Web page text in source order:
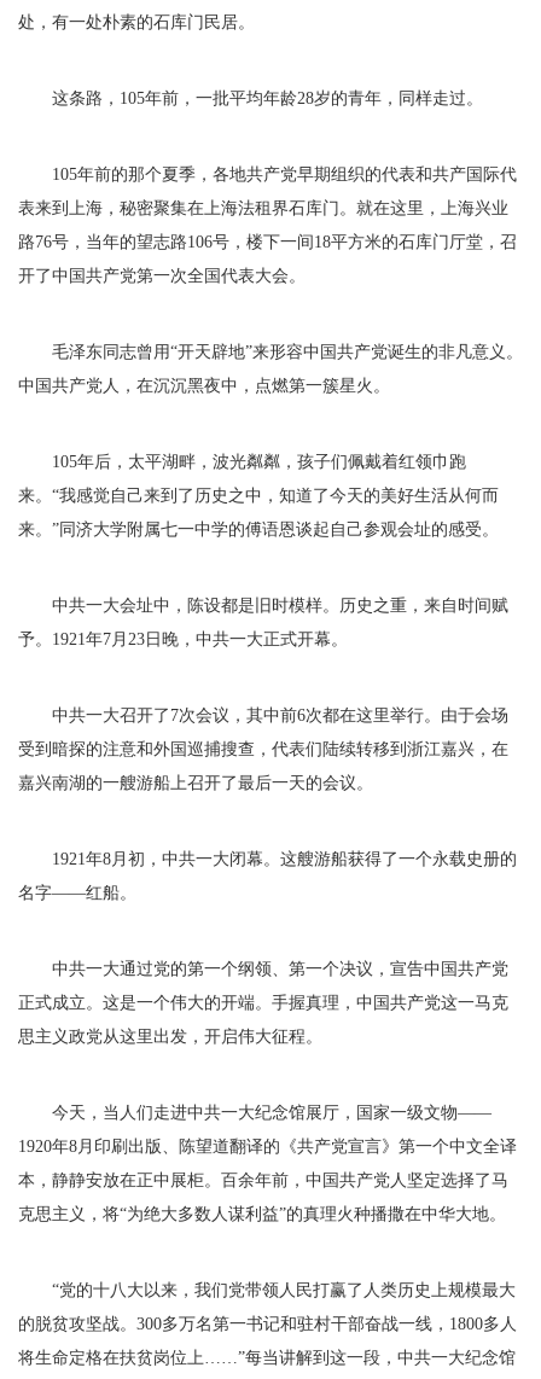
处，有一处朴素的石库门民居。
这条路，105年前，一批平均年龄28岁的青年，同样走过。
105年前的那个夏季，各地共产党早期组织的代表和共产国际代
表来到上海，秘密聚集在上海法租界石库门。就在这里，上海兴业
路76号，当年的望志路106号，楼下一间18平方米的石库门厅堂，召
开了中国共产党第一次全国代表大会。
毛泽东同志曾用“开天辟地”来形容中国共产党诞生的非凡意义。
中国共产党人，在沉沉黑夜中，点燃第一簇星火。
105年后，太平湖畔，波光粼粼，孩子们佩戴着红领巾跑
来。“我感觉自己来到了历史之中，知道了今天的美好生活从何而
来。”同济大学附属七一中学的傅语恩谈起自己参观会址的感受。
中共一大会址中，陈设都是旧时模样。历史之重，来自时间赋
予。1921年7月23日晚，中共一大正式开幕。
中共一大召开了7次会议，其中前6次都在这里举行。由于会场
受到暗探的注意和外国巡捕搜查，代表们陆续转移到浙江嘉兴，在
嘉兴南湖的一艘游船上召开了最后一天的会议。
1921年8月初，中共一大闭幕。这艘游船获得了一个永载史册的
名字——红船。
中共一大通过党的第一个纲领、第一个决议，宣告中国共产党
正式成立。这是一个伟大的开端。手握真理，中国共产党这一马克
思主义政党从这里出发，开启伟大征程。
今天，当人们走进中共一大纪念馆展厅，国家一级文物——
1920年8月印刷出版、陈望道翻译的《共产党宣言》第一个中文全译
本，静静安放在正中展柜。百余年前，中国共产党人坚定选择了马
克思主义，将“为绝大多数人谋利益”的真理火种播撒在中华大地。
“党的十八大以来，我们党带领人民打赢了人类历史上规模最大
的脱贫攻坚战。300多万名第一书记和驻村干部奋战一线，1800多人
将生命定格在扶贫岗位上……”每当讲解到这一段，中共一大纪念馆